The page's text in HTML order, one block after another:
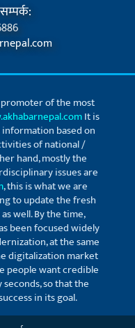
of the most
It is
based on
of national /
hand, mostly the
issues are
, this is what we are
to update the fresh
well. By the time,
been focused widely
at the same
digitalization market
people want credible
so that the
in its goal.